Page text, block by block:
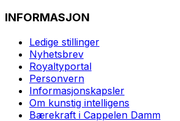
INFORMASJON
Ledige stillinger
Nyhetsbrev
Royaltyportal
Personvern
Informasjonskapsler
Om kunstig intelligens
Bærekraft i Cappelen Damm